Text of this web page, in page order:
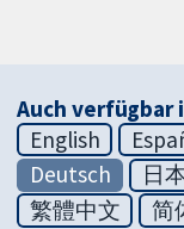
Auch verfügbar
English
Deutsch
日
繁體中文
简